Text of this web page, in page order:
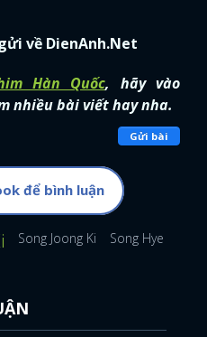
GOOGLE
về DienAnh.Net
Hàn Quốc, hãy vào
nhiều bài viết hay nha.
Gửi bài
để bình luận
Song Joong Ki Song Hye Kyo